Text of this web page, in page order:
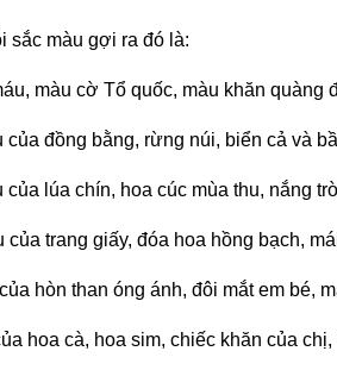
sắc màu gợi ra đó là:
màu cờ Tổ quốc, màu khăn quàng
của đồng bằng, rừng núi, biển cả và
của lúa chín, hoa cúc mùa thu, nắng
của trang giấy, đóa hoa hồng bạch,
hòn than óng ánh, đôi mắt em bé,
hoa cà, hoa sim, chiếc khăn của